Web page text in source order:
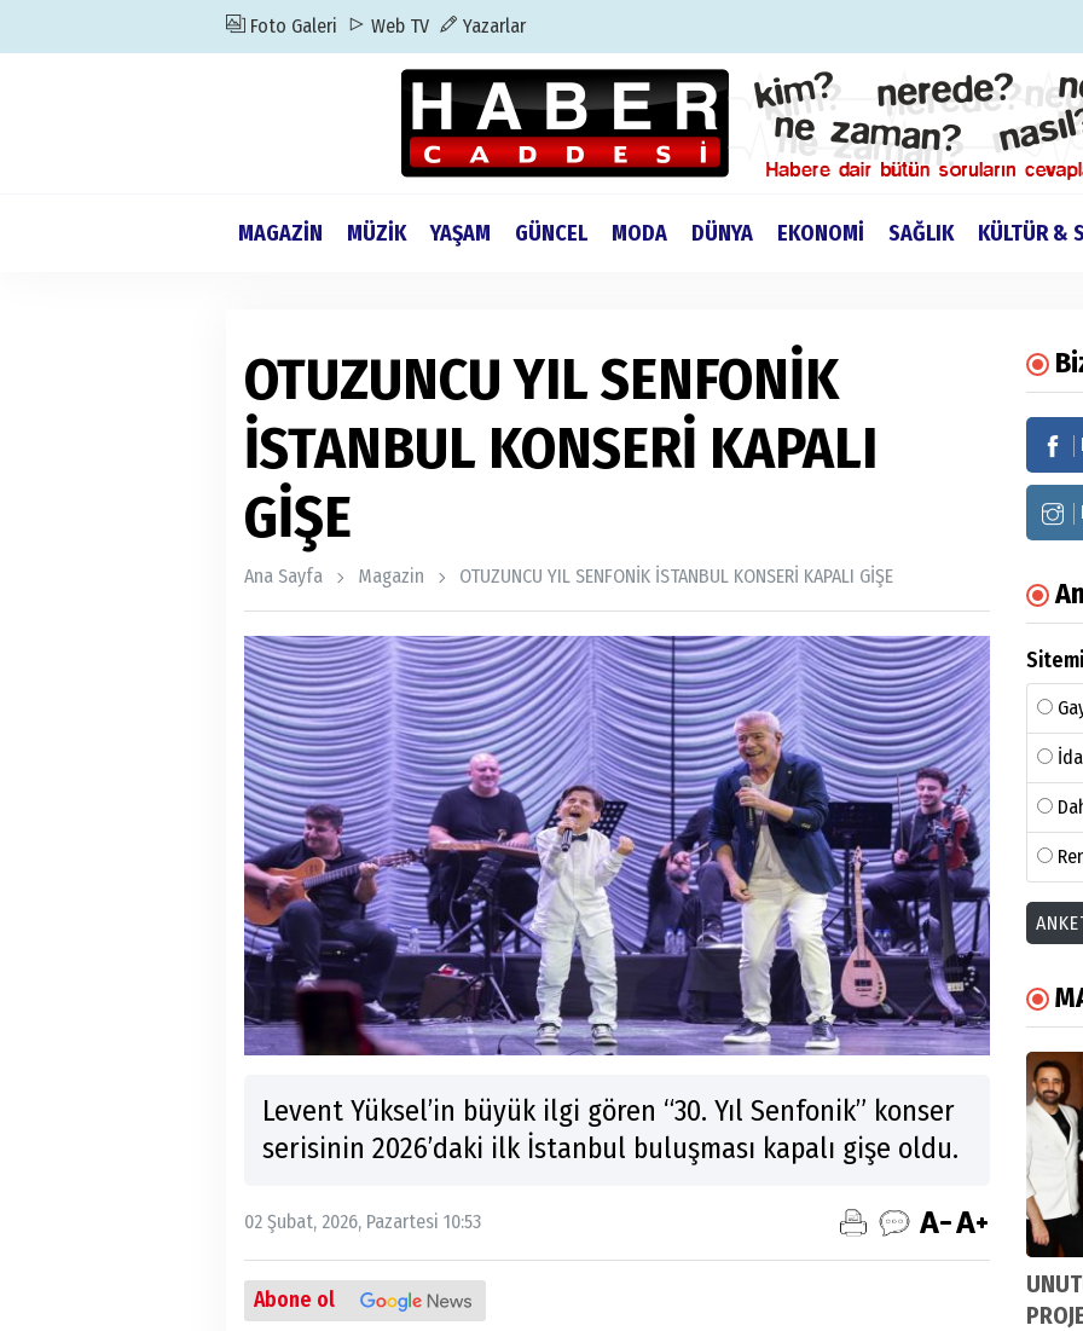
Foto Galeri Web TV Yazarlar
MAGAZİN MÜZİK YAŞAM GÜNCEL MODA DÜNYA EKONOMİ SAĞLIK KÜLTÜR &
OTUZUNCU YIL SENFONİK
İSTANBUL KONSERİ KAPALI
GİŞE
Ana Sayfa Magazin OTUZUNCU YIL SENFONİK İSTANBUL KONSERİ KAPALI GİŞE
Levent Yüksel’in büyük ilgi gören “30. Yıl Senfonik” konser
serisinin 2026’daki ilk İstanbul buluşması kapalı gişe oldu.
02 Şubat, 2026, Pazartesi 10:53
Abone ol